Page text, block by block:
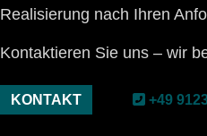
Realisierung nach Ihren
Kontaktieren Sie uns – wir
KONTAKT +49